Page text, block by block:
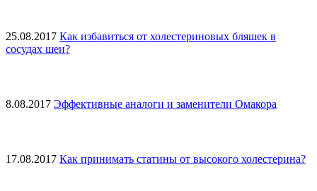
25.08.2017 Как избавиться от холестериновых бляшек в
сосудах шеи?
8.08.2017 Эффективные аналоги и заменители Омакора
17.08.2017 Как принимать статины от высокого холестерина?